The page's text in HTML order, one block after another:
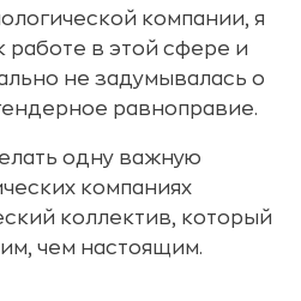
компании, я
работе в этой сфере и
не задумывалась о
равноправие.
одну важную
компаниях
коллектив, который
чем настоящим.